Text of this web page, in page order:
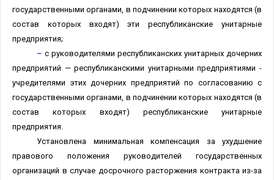
государственными органами, в подчинении которых находятся (в
состав которых входят) эти республиканские унитарные
предприятия;
– с руководителями республиканских унитарных дочерних
предприятий — республиканскими унитарными предприятиями -
учредителями этих дочерних предприятий по согласованию с
государственными органами, в подчинении которых находятся (в
состав которых входят) республиканские унитарные
предприятия.
Установлена минимальная компенсация за ухудшение
правового положения руководителей государственных
организаций в случае досрочного расторжения контракта из-за